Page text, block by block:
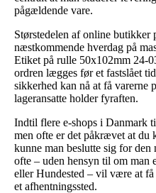
pågældende vare.
Størstedelen af online butikker
næstkommende hverdag på
Etiket på rulle 50x102mm 24-
ordren lægges før et fastslået
sikkerhed kan nå at få varerne
lageransatte holder fyraften.
Indtil flere e-shops i Danmark
men ofte er det påkrævet at du
kunne man beslutte sig for
ofte – uden hensyn til om man
eller Hundested – vil være at
et afhentningssted.